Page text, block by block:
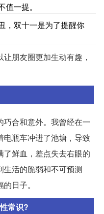
一提。
，双十一是为了提醒你
朋友圈更加生动有趣，
合和意外。我曾经在一
电瓶车冲进了池塘，导致
鲜血，差点失去右眼的
活的脆弱和不可预测
日子。
常识?